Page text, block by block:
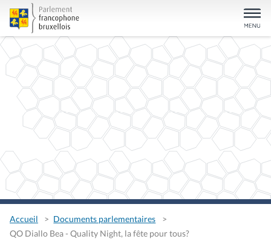
Accueil
Documents parlementaires
QO Diallo Bea - Quality Night, la fête pour tous?